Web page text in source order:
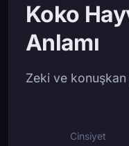
Koko
Anlamı
Zeki ve
Cinsiyet